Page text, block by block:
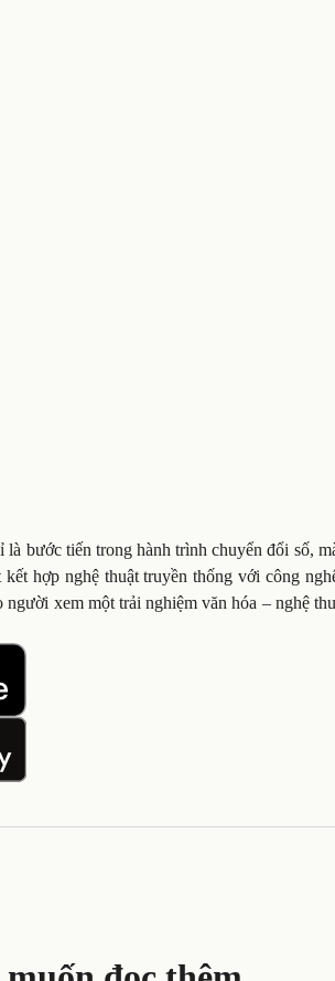
bước tiến trong hành trình chuyển đổi số,
hợp nghệ thuật truyền thống với công
xem một trải nghiệm văn hóa – nghệ